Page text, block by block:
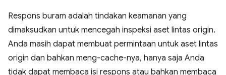
Respons buram adalah tindakan keamanan yang
dimaksudkan untuk mencegah inspeksi aset lintas origin.
Anda masih dapat membuat permintaan untuk aset lintas
origin dan bahkan meng-cache-nya, hanya saja Anda
tidak dapat membaca isi respons atau bahkan membaca